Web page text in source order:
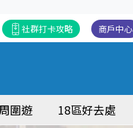
商戶中心
社群打卡攻略
圍遊 18區好去處